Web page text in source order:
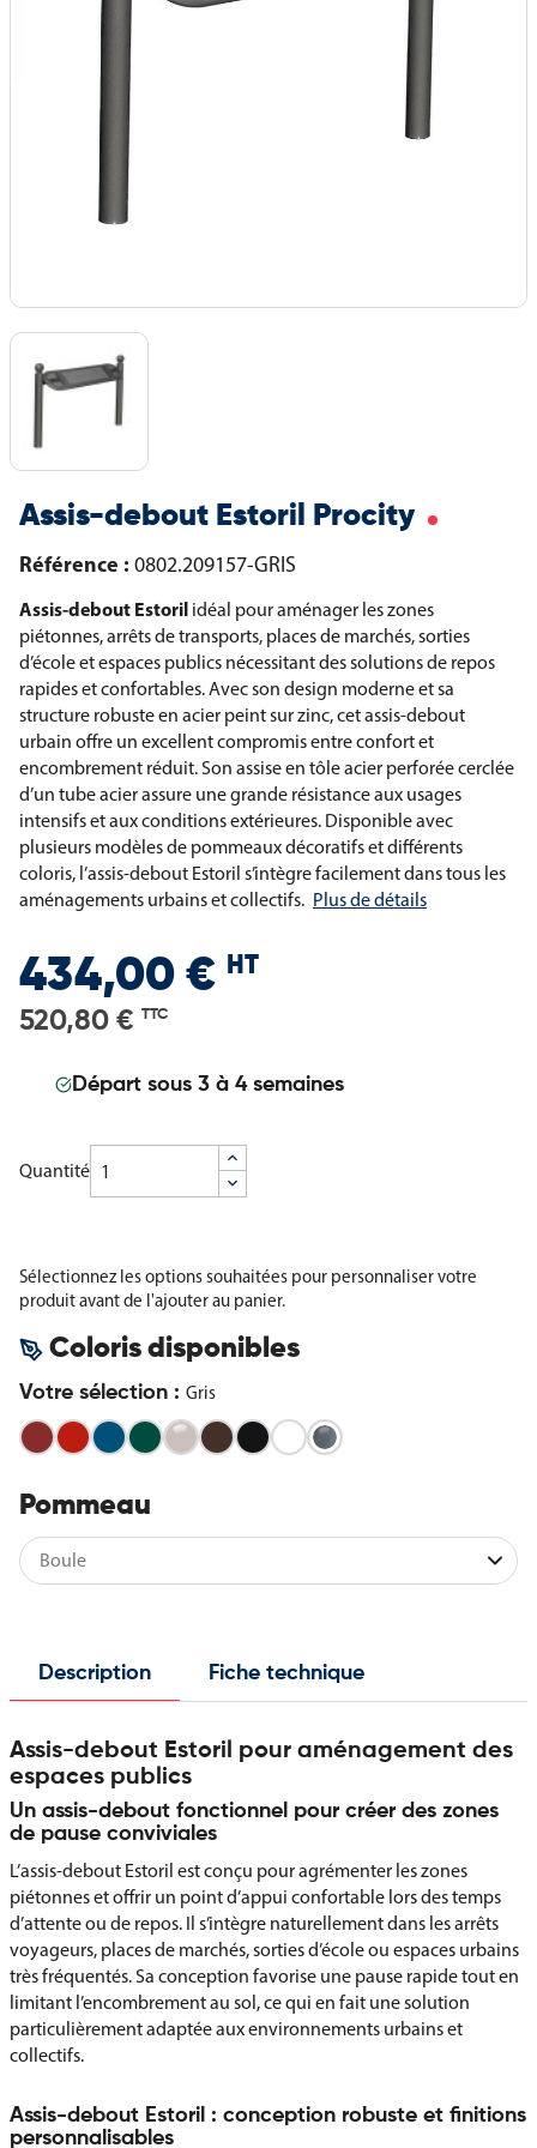
Assis-debout Estoril Procity
Référence : 0802.209157-GRIS
Assis-debout Estoril idéal pour aménager les zones
piétonnes, arrêts de transports, places de marchés, sorties
d’école et espaces publics nécessitant des solutions de repos
rapides et confortables. Avec son design moderne et sa
structure robuste en acier peint sur zinc, cet assis-debout
urbain offre un excellent compromis entre confort et
encombrement réduit. Son assise en tôle acier perforée cerclée
d’un tube acier assure une grande résistance aux usages
intensifs et aux conditions extérieures. Disponible avec
plusieurs modèles de pommeaux décoratifs et différents
coloris, l’assis-debout Estoril s’intègre facilement dans tous les
aménagements urbains et collectifs. Plus de détails
434,00 € HT
520,80 € TTC
Départ sous 3 à 4 semaines
Quantité
Sélectionnez les options souhaitées pour personnaliser votre
produit avant de l'ajouter au panier.
Coloris disponibles
Votre sélection : Gris
Bordeaux
-
3004
Rouge
-
3020
Bleu
-
5010
Vert
-
Gris
soie
Marron
-
Noir
-
Blanc
Pur
Pommeau
Description Fiche technique
Assis-debout Estoril pour aménagement des
espaces publics
Un assis-debout fonctionnel pour créer des zones
de pause conviviales
L’assis-debout Estoril est conçu pour agrémenter les zones
piétonnes et offrir un point d’appui confortable lors des temps
d’attente ou de repos. Il s’intègre naturellement dans les arrêts
voyageurs, places de marchés, sorties d’école ou espaces urbains
très fréquentés. Sa conception favorise une pause rapide tout en
limitant l’encombrement au sol, ce qui en fait une solution
particulièrement adaptée aux environnements urbains et
collectifs.
Assis-debout Estoril : conception robuste et finitions
personnalisables